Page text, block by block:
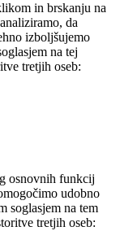
in brskanju na
da
izboljšujemo
na tej
tretjih oseb:
osnovnih funkcij
udobno
soglasjem na tem
tretjih oseb: